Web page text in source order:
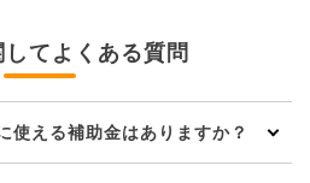
てよくある質問
使える補助金はありますか？